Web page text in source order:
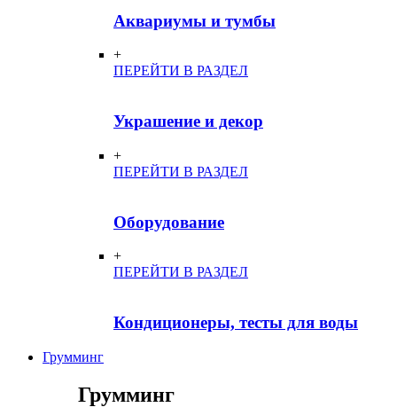
Аквариумы и тумбы
+
ПЕРЕЙТИ В РАЗДЕЛ
Украшение и декор
+
ПЕРЕЙТИ В РАЗДЕЛ
Оборудование
+
ПЕРЕЙТИ В РАЗДЕЛ
Кондиционеры, тесты для воды
Грумминг
Грумминг